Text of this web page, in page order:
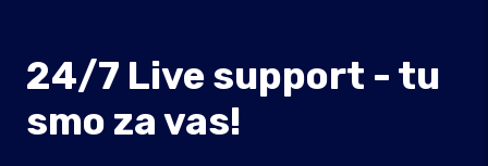
24/7 Live support - tu
smo za vas!